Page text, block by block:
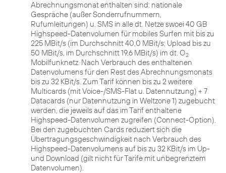
Abrechnungsmonat enthalten sind: nationale
Gespräche (außer Sonderrufnummern,
Rufumleitungen) u. SMS in alle dt. Netze swoei 40 GB
Highspeed-Datenvolumen für mobiles Surfen mit bis zu
225 MBit/s (im Durchschnitt 40,0 MBit/s; Upload bis zu
50 MBit/s, im Durchschnitt 19,6 MBit/s) im dt. O2
Mobilfunknetz. Nach Verbrauch des enthaltenen
Datenvolumens für den Rest des Abrechnungsmonats
bis zu 32 KBit/s. Zum Tarif können bis zu 2 weitere
Multicards (mit Voice-/SMS-Flat u. Datennutzung) + 7
Datacards (nur Datennutzung in Weltzone 1) zugebucht
werden, die jeweils auf das im Tarif enthaltene
Highspeed-Datenvolumen zugreifen (Connect-Option).
Bei den zugebuchten Cards reduziert sich die
Übertragungsgeschwindigkeit nach Verbrauch des
Highspeed-Datenvolumens auf bis zu 32 KBit/s im Up-
und Download (gilt nicht für Tarife mit unbegrenztem
Datenvolumen).